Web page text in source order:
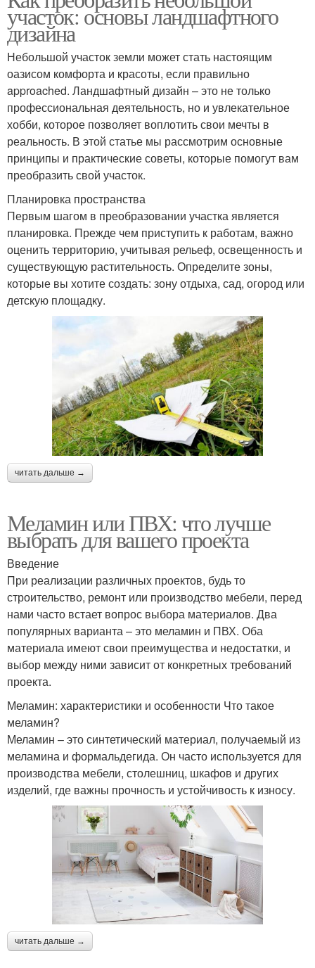
участок: основы ландшафтного
дизайна
Небольшой участок земли может стать настоящим
оазисом комфорта и красоты, если правильно
approached. Ландшафтный дизайн – это не только
профессиональная деятельность, но и увлекательное
хобби, которое позволяет воплотить свои мечты в
реальность. В этой статье мы рассмотрим основные
принципы и практические советы, которые помогут вам
преобразить свой участок.
Планировка пространства
Первым шагом в преобразовании участка является
планировка. Прежде чем приступить к работам, важно
оценить территорию, учитывая рельеф, освещенность и
существующую растительность. Определите зоны,
которые вы хотите создать: зону отдыха, сад, огород или
детскую площадку.
читать дальше →
Меламин или ПВХ: что лучше
выбрать для вашего проекта
Введение
При реализации различных проектов, будь то
строительство, ремонт или производство мебели, перед
нами часто встает вопрос выбора материалов. Два
популярных варианта – это меламин и ПВХ. Оба
материала имеют свои преимущества и недостатки, и
выбор между ними зависит от конкретных требований
проекта.
Меламин: характеристики и особенности Что такое
меламин?
Меламин – это синтетический материал, получаемый из
меламина и формальдегида. Он часто используется для
производства мебели, столешниц, шкафов и других
изделий, где важны прочность и устойчивость к износу.
читать дальше →